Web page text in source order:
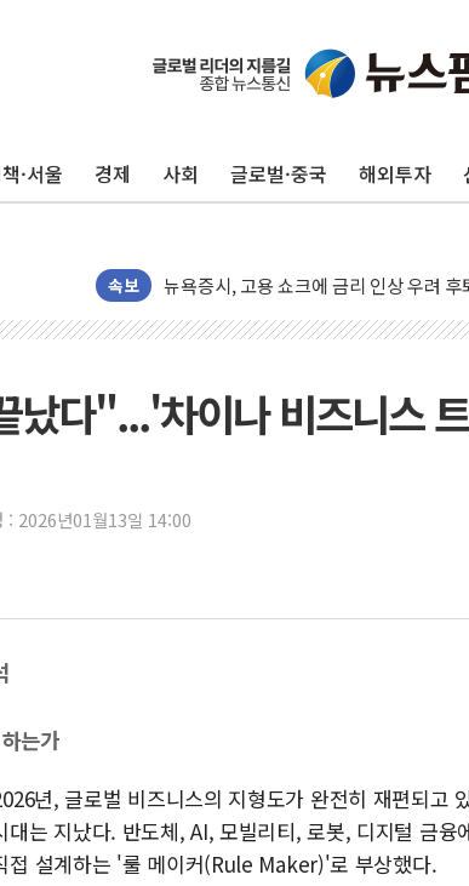
·서울 경제 사회 글로벌·중국 해외투자
속보
민주, 오늘 제주·인천 경선 결과 발표...'
뉴욕증시, 고용 쇼크에 금리 인상 우려
트럼프, 쿡 연준 이사 해임 재추진…"26
미 연준 매파 기세 꺾이나…고용 감소에 9
[종합] 이슬람 수니파 3국, '공동방위협
이란 핵심 원유 수출항 '하르그섬', 최근
美 고용 쇼크에 엔화 장중 급등…시장은 "
[AI MY 뉴스] 뉴욕 반도체주 프리뷰...美
보훈부, 미 DPAA와 MOU… "6·25 미군
트럼프 "금리 내려야"…파월 때와 달리
특정 정치인 측근 포항시 정책특보 내정
났다"...'차이나 비즈니스
: 2026년01월13일 14:00
는가
년, 글로벌 비즈니스의 지형도가 완전히 재편되고
는 지났다. 반도체, AI, 모빌리티, 로봇, 디지털 금융
접 설계하는 '룰 메이커(Rule Maker)'로 부상했다.